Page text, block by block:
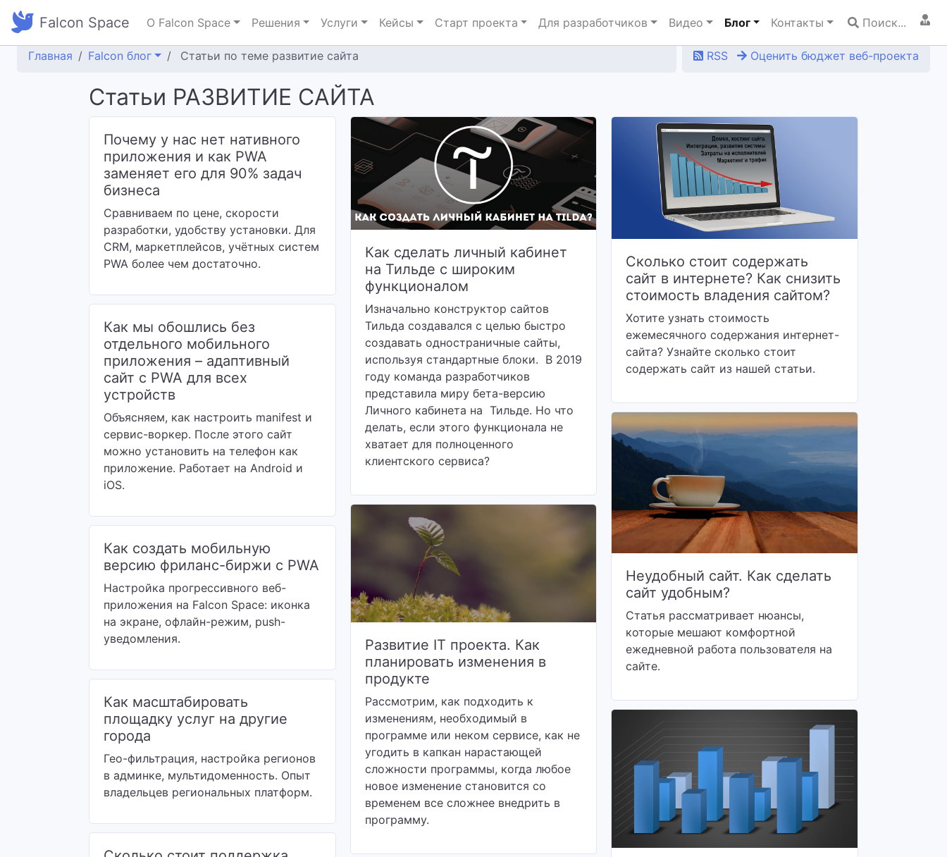
Falcon Space О Falcon Space Решения Услуги Кейсы Старт проекта Для разработчиков Видео Блог Контакты Поиск...
RSS Оценить бюджет веб-проекта
Главная Falcon блог Статьи по теме развитие сайта
Статьи РАЗВИТИЕ САЙТА
Почему у нас нет нативного
приложения и как PWA
заменяет его для 90% задач
бизнеса
Сравниваем по цене, скорости
разработки, удобству установки. Для
CRM, маркетплейсов, учётных систем
PWA более чем достаточно.
Как мы обошлись без
отдельного мобильного
приложения – адаптивный
сайт с PWA для всех
устройств
Объясняем, как настроить manifest и
сервис-воркер. После этого сайт
можно установить на телефон как
приложение. Работает на Android и
iOS.
Как создать мобильную
версию фриланс-биржи с PWA
Настройка прогрессивного веб-
приложения на Falcon Space: иконка
на экране, офлайн-режим, push-
уведомления.
Как масштабировать
площадку услуг на другие
города
Гео-фильтрация, настройка регионов
в админке, мультидоменность. Опыт
владельцев региональных платформ.
Как сделать личный кабинет
на Тильде с широким
функционалом
Изначально конструктор сайтов
Тильда создавался с целью быстро
создавать одностраничные сайты,
используя стандартные блоки. В 2019
году команда разработчиков
представила миру бета-версию
Личного кабинета на Тильде. Но что
делать, если этого функционала не
хватает для полноценного
клиентского сервиса?
Развитие IT проекта. Как
планировать изменения в
продукте
Рассмотрим, как подходить к
изменениям, необходимый в
программе или неком сервисе, как не
угодить в капкан нарастающей
сложности программы, когда любое
новое изменение становится со
временем все сложнее внедрить в
программу.
Сколько стоит содержать
сайт в интернете? Как снизить
стоимость владения сайтом?
Хотите узнать стоимость
ежемесячного содержания интернет-
сайта? Узнайте сколько стоит
содержать сайт из нашей статьи.
Неудобный сайт. Как сделать
сайт удобным?
Статья рассматривает нюансы,
которые мешают комфортной
ежедневной работа пользователя на
сайте.